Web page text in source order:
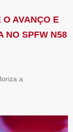
O AVANÇO E
NO SPFW N58
a